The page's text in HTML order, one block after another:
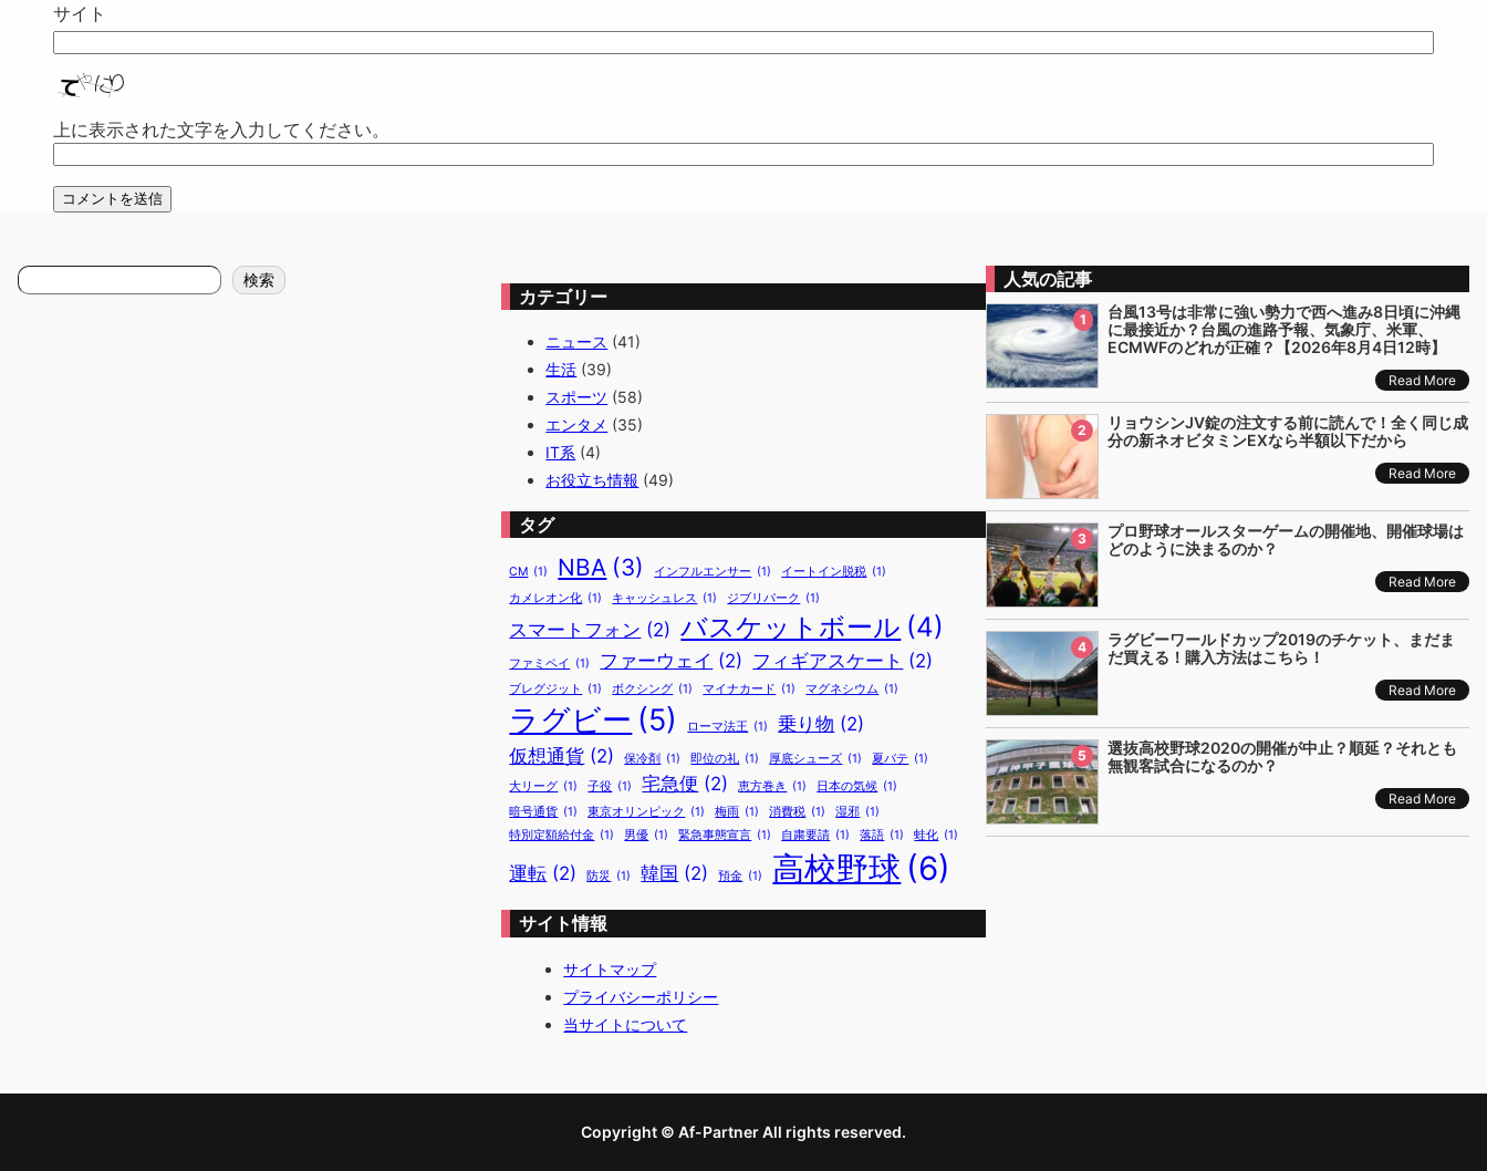
サイト
上に表示された文字を入力してください。
検
索
検索
カテゴリー
ニュース (41)
生活 (39)
スポーツ (58)
エンタメ (35)
IT系 (4)
お役立ち情報 (49)
タグ
CM (1) NBA (3) インフルエンサー (1) イートイン脱税 (1)
カメレオン化 (1) キャッシュレス (1) ジブリパーク (1)
スマートフォン (2) バスケットボール (4)
ファミペイ (1) ファーウェイ (2) フィギアスケート (2)
ブレグジット (1) ボクシング (1) マイナカード (1) マグネシウム (1)
ラグビー (5) ローマ法王 (1) 乗り物 (2)
仮想通貨 (2) 保冷剤 (1) 即位の礼 (1) 厚底シューズ (1) 夏バテ (1)
大リーグ (1) 子役 (1) 宅急便 (2) 恵方巻き (1) 日本の気候 (1)
暗号通貨 (1) 東京オリンピック (1) 梅雨 (1) 消費税 (1) 湿邪 (1)
特別定額給付金 (1) 男優 (1) 緊急事態宣言 (1) 自粛要請 (1) 落語 (1) 蛙化 (1)
運転 (2) 防災 (1) 韓国 (2) 預金 (1) 高校野球 (6)
サイト情報
サイトマップ
プライバシーポリシー
当サイトについて
人気の記事
1
台風13号は非常に強い勢力で西へ進み8日頃に沖縄
に最接近か？台風の進路予報、気象庁、米軍、
ECMWFのどれが正確？【2026年8月4日12時】
Read More
2
リョウシンJV錠の注文する前に読んで！全く同じ成
分の新ネオビタミンEXなら半額以下だから
Read More
3
プロ野球オールスターゲームの開催地、開催球場は
どのように決まるのか？
Read More
4
ラグビーワールドカップ2019のチケット、まだま
だ買える！購入方法はこちら！
Read More
5
選抜高校野球2020の開催が中止？順延？それとも
無観客試合になるのか？
Read More
Copyright © Af-Partner All rights reserved.